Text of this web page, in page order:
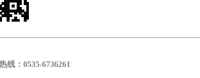
：0535-6736261